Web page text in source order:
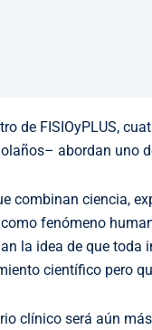
de FISIOyPLUS,
abordan uno
combinan ciencia,
fenómeno
la idea de que toda
científico pero
clínico será aún